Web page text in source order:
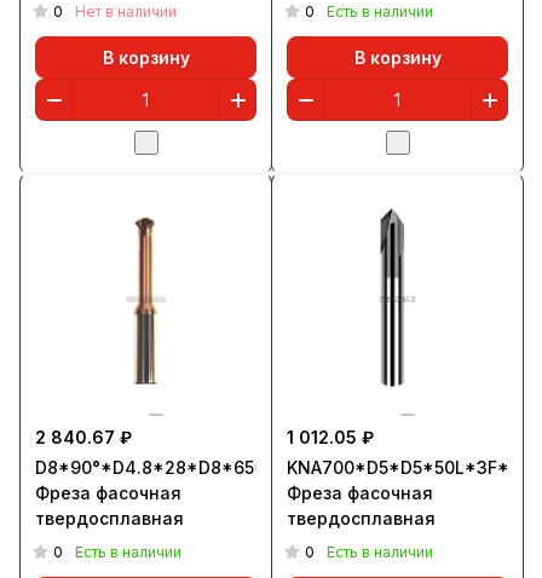
0 Нет в наличии
В корзину
0 Есть в наличии
В корзину
2 840.67 ₽
D8*90°*D4.8*28*D8*65*4T
Фреза фасочная
твердосплавная
0 Есть в наличии
1 012.05 ₽
KNA700*D5*D5*50L*3F*90°
Фреза фасочная
твердосплавная
0 Есть в наличии